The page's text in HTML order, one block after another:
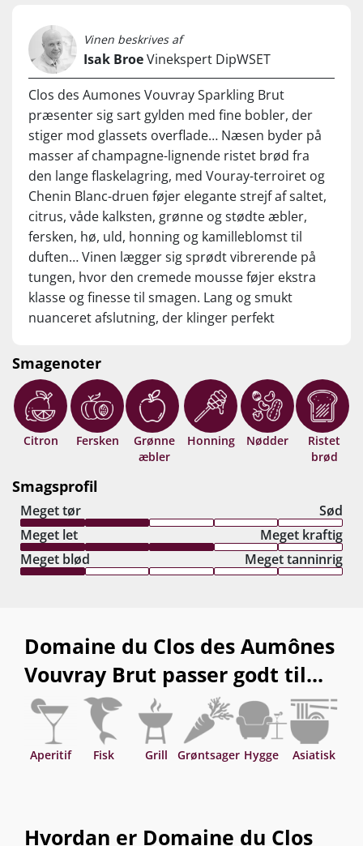
Vinen beskrives af
Isak BroeVinekspert DipWSET
Clos des Aumones Vouvray Sparkling Brut
præsenter sig sart gylden med fine bobler, der
stiger mod glassets overflade… Næsen byder på
masser af champagne-lignende ristet brød fra
den lange flaskelagring, med Vouray-terroiret og
Chenin Blanc-druen føjer elegante strejf af saltet,
citrus, våde kalksten, grønne og stødte æbler,
fersken, hø, uld, honning og kamilleblomst til
duften… Vinen lægger sig sprødt vibrerende på
tungen, hvor den cremede mousse føjer ekstra
klasse og finesse til smagen. Lang og smukt
nuanceret afslutning, der klinger perfekt
og karakterfuldt alternativ til seriøs Champagne –
leveret til en brøkdel af prisen. Anbefalet! Drik nu,
eller gem yderligere 5-8 år.
Smagenoter
Citron Fersken
Grønne
æbler
Honning Nødder
Ristet
brød
Smagsprofil
Meget tør
Sød
Meget let
Meget kraftig
Meget blød
Meget tanninrig
Domaine du Clos des Aumônes
Vouvray Brut passer godt til...
Aperitif Fisk Grill Grøntsager Hygge Asiatisk
Hvordan er Domaine du Clos